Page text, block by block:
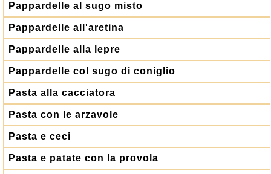
Pappardelle al sugo misto
Pappardelle all'aretina
Pappardelle alla lepre
Pappardelle col sugo di coniglio
Pasta alla cacciatora
Pasta con le arzavole
Pasta e ceci
Pasta e patate con la provola